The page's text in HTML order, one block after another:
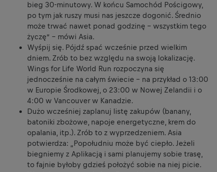
bieg 30-minutowy. W końcu Samochód Pościgowy,
po tym jak ruszy musi nas jeszcze dogonić. Średnio
może trwać nawet ponad godzinę – wszystkim tego
życzę” – mówi Asia.
Wyśpij się. Pójdź spać wcześnie przed wielkim
dniem. Zrób to bez względu na swoją lokalizację.
Wings for Life World Run rozpoczyna się
jednocześnie na całym świecie - na przykład o 13:00
w Europie Środkowej, o 23:00 w Nowej Zelandii i o
4:00 w Vancouver w Kanadzie.
Dużo wcześniej zaplanuj listę zakupów (banany,
batoniki zbożowe, napoje energetyczne, krem do
opalania, itp.). Zrób to z wyprzedzeniem. Asia
potwierdza: „Popołudniu może być ciepło. Jeżeli
biegniemy z Aplikacją i sami planujemy sobie trasę,
to fajnie byłoby gdzieś położyć sobie na niej picie.